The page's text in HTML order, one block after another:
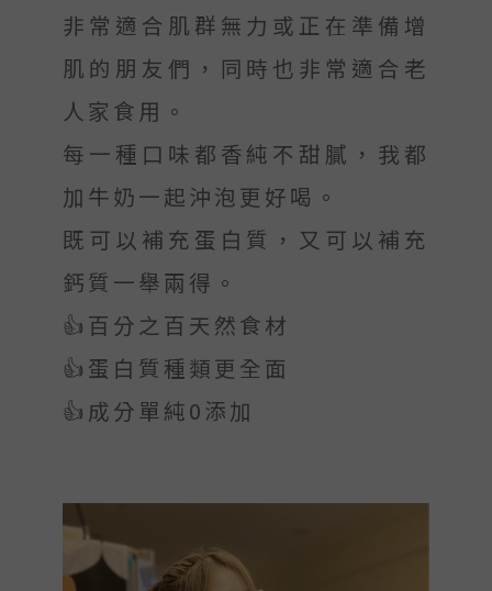
非常適合肌群無力或正在準備增
肌的朋友們，同時也非常適合老
人家食用。
每一種口味都香純不甜膩，我都
加牛奶一起沖泡更好喝。
既可以補充蛋白質，又可以補充
鈣質一舉兩得。
👍百分之百天然食材
👍蛋白質種類更全面
👍成分單純0添加